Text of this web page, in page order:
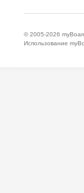
© 2005-2026
Использование